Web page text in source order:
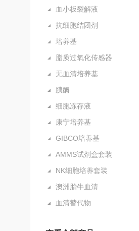
血小板裂解液
抗细胞结团剂
培养基
脂质过氧化传感器
无血清培养基
胰酶
细胞冻存液
康宁培养基
GIBCO培养基
AMMS试剂盒套装
NK细胞培养套装
澳洲胎牛血清
血清替代物